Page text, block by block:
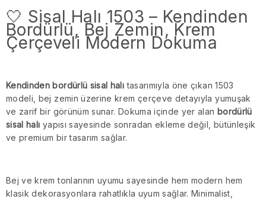
🤍 Sisal Halı 1503 – Kendinden
Bordürlü, Bej Zemin, Krem
Çerçeveli Modern Dokuma
Kendinden bordürlü sisal halı tasarımıyla öne çıkan 1503
modeli, bej zemin üzerine krem çerçeve detayıyla yumuşak
ve zarif bir görünüm sunar. Dokuma içinde yer alan bordürlü
sisal halı yapısı sayesinde sonradan ekleme değil, bütünleşik
ve premium bir tasarım sağlar.
Bej ve krem tonlarının uyumu sayesinde hem modern hem
klasik dekorasyonlara rahatlıkla uyum sağlar. Minimalist,